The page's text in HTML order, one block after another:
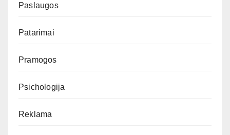
Paslaugos
Patarimai
Pramogos
Psichologija
Reklama